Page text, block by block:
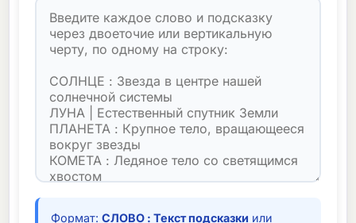
Формат:СЛОВО : Текст подсказки или